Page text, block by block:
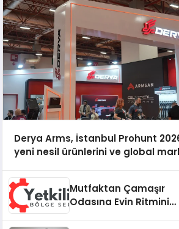
Derya Arms, İstanbul Prohunt
yeni nesil ürünlerini ve global
Mutfaktan Çamaşır
Odasına Evin Ritmini